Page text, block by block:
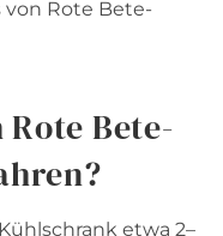
Rote Bete-
Bete-
etwa 2–